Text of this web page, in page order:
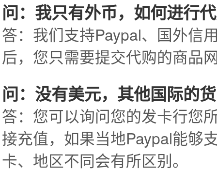
问：我只有外币，如何进行
答：我们支持Paypal、国外信
后，您只需要提交代购的商品
问：没有美元，其他国际的
答：您可以询问您的发卡行您
接充值，如果当地Paypal能够
卡、地区不同会有所区别。